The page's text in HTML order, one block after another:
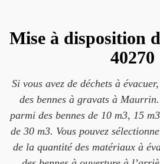
Mise à disposition
40270
Si vous avez de déchets à
des bennes à gravats à
parmi des bennes de 10 m3, 15
de 30 m3. Vous pouvez
de la quantité des matériaux à